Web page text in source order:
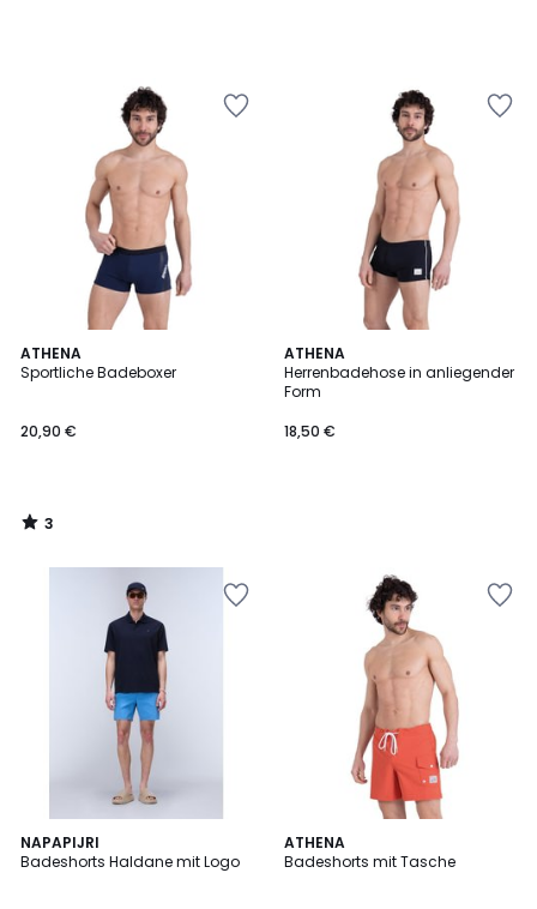
ATHENA
Sportliche Badeboxer
20,90 €
3
/
3
/
ATHENA
Herrenbadehose in anliegender
Form
18,50 €
NAPAPIJRI
Badeshorts Haldane mit Logo
ATHENA
Badeshorts mit Tasche